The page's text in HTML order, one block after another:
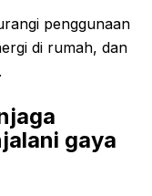
penggunaan
di rumah, dan
gaya